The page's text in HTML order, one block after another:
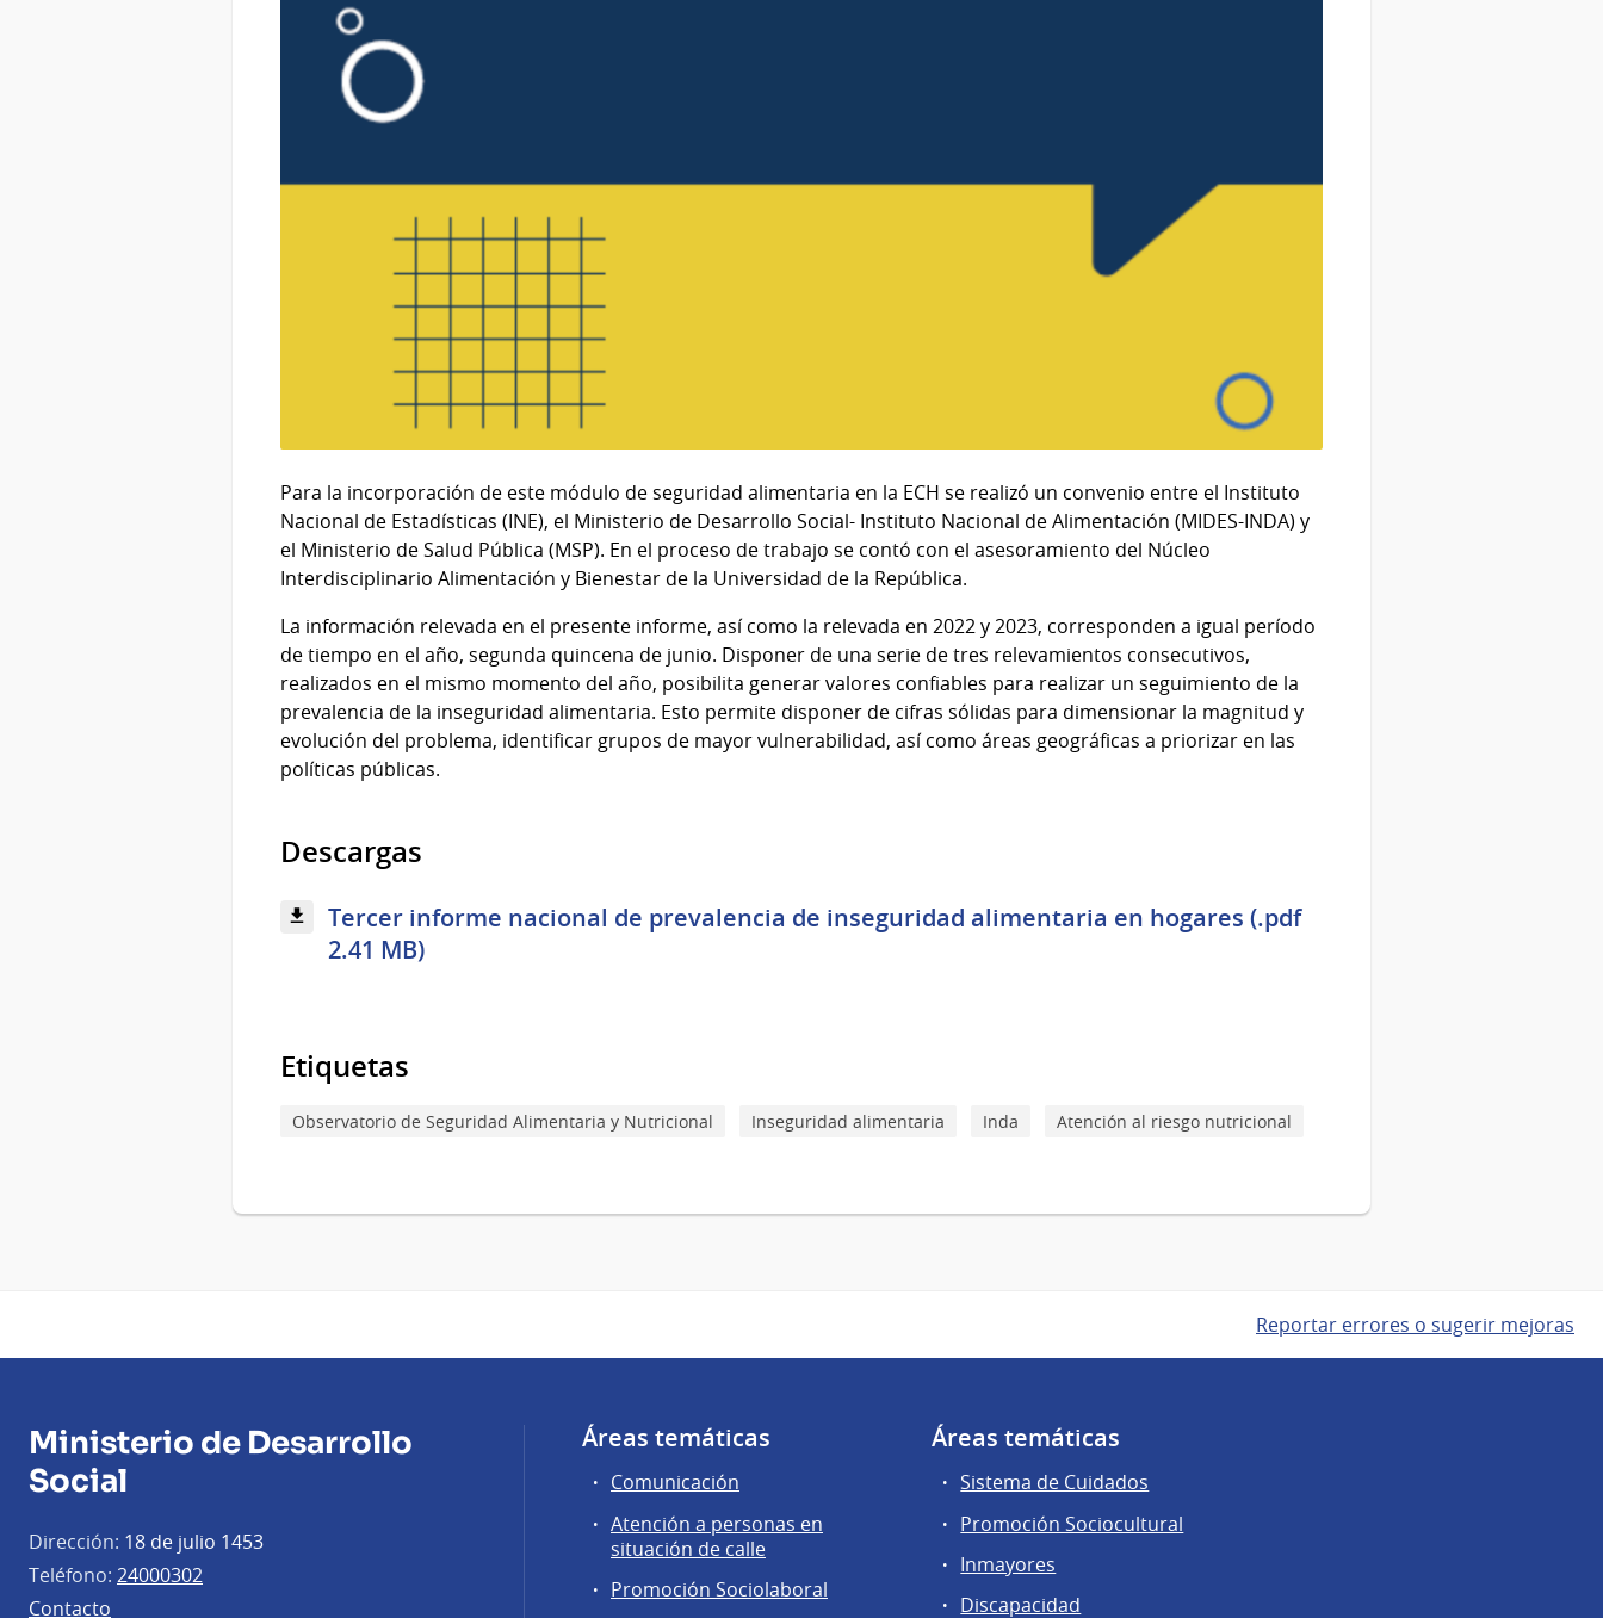
Para la incorporación de este módulo de seguridad alimentaria en la ECH se realizó un convenio entre el Instituto
Nacional de Estadísticas (INE), el Ministerio de Desarrollo Social- Instituto Nacional de Alimentación (MIDES-INDA) y
el Ministerio de Salud Pública (MSP). En el proceso de trabajo se contó con el asesoramiento del Núcleo
Interdisciplinario Alimentación y Bienestar de la Universidad de la República.
La información relevada en el presente informe, así como la relevada en 2022 y 2023, corresponden a igual período
de tiempo en el año, segunda quincena de junio. Disponer de una serie de tres relevamientos consecutivos,
realizados en el mismo momento del año, posibilita generar valores confiables para realizar un seguimiento de la
prevalencia de la inseguridad alimentaria. Esto permite disponer de cifras sólidas para dimensionar la magnitud y
evolución del problema, identificar grupos de mayor vulnerabilidad, así como áreas geográficas a priorizar en las
políticas públicas.
Descargas
Tercer informe nacional de prevalencia de inseguridad alimentaria en hogares (.pdf
2.41 MB)
Etiquetas
Observatorio de Seguridad Alimentaria y Nutricional Inseguridad alimentaria Inda Atención al riesgo nutricional
Reportar errores o sugerir mejoras
Ministerio de Desarrollo
Social
Dirección: 18 de julio 1453
Teléfono: 24000302
Contacto
Áreas temáticas
Comunicación
Atención a personas en
situación de calle
Promoción Sociolaboral
Áreas temáticas
Sistema de Cuidados
Promoción Sociocultural
Inmayores
Discapacidad